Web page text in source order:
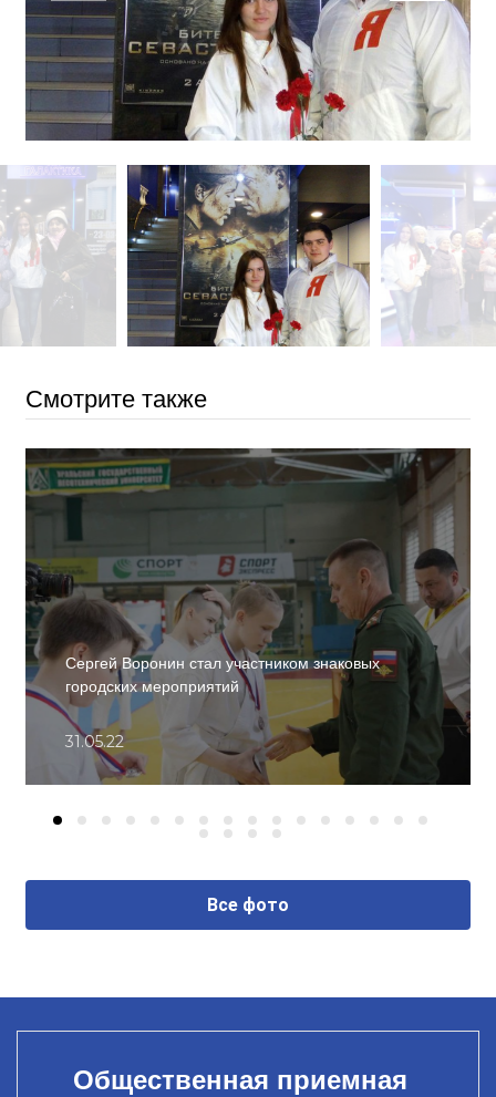
Смотрите также
Сергей Воронин стал участником знаковых
городских мероприятий
31.05.22
Все фото
Общественная приемная